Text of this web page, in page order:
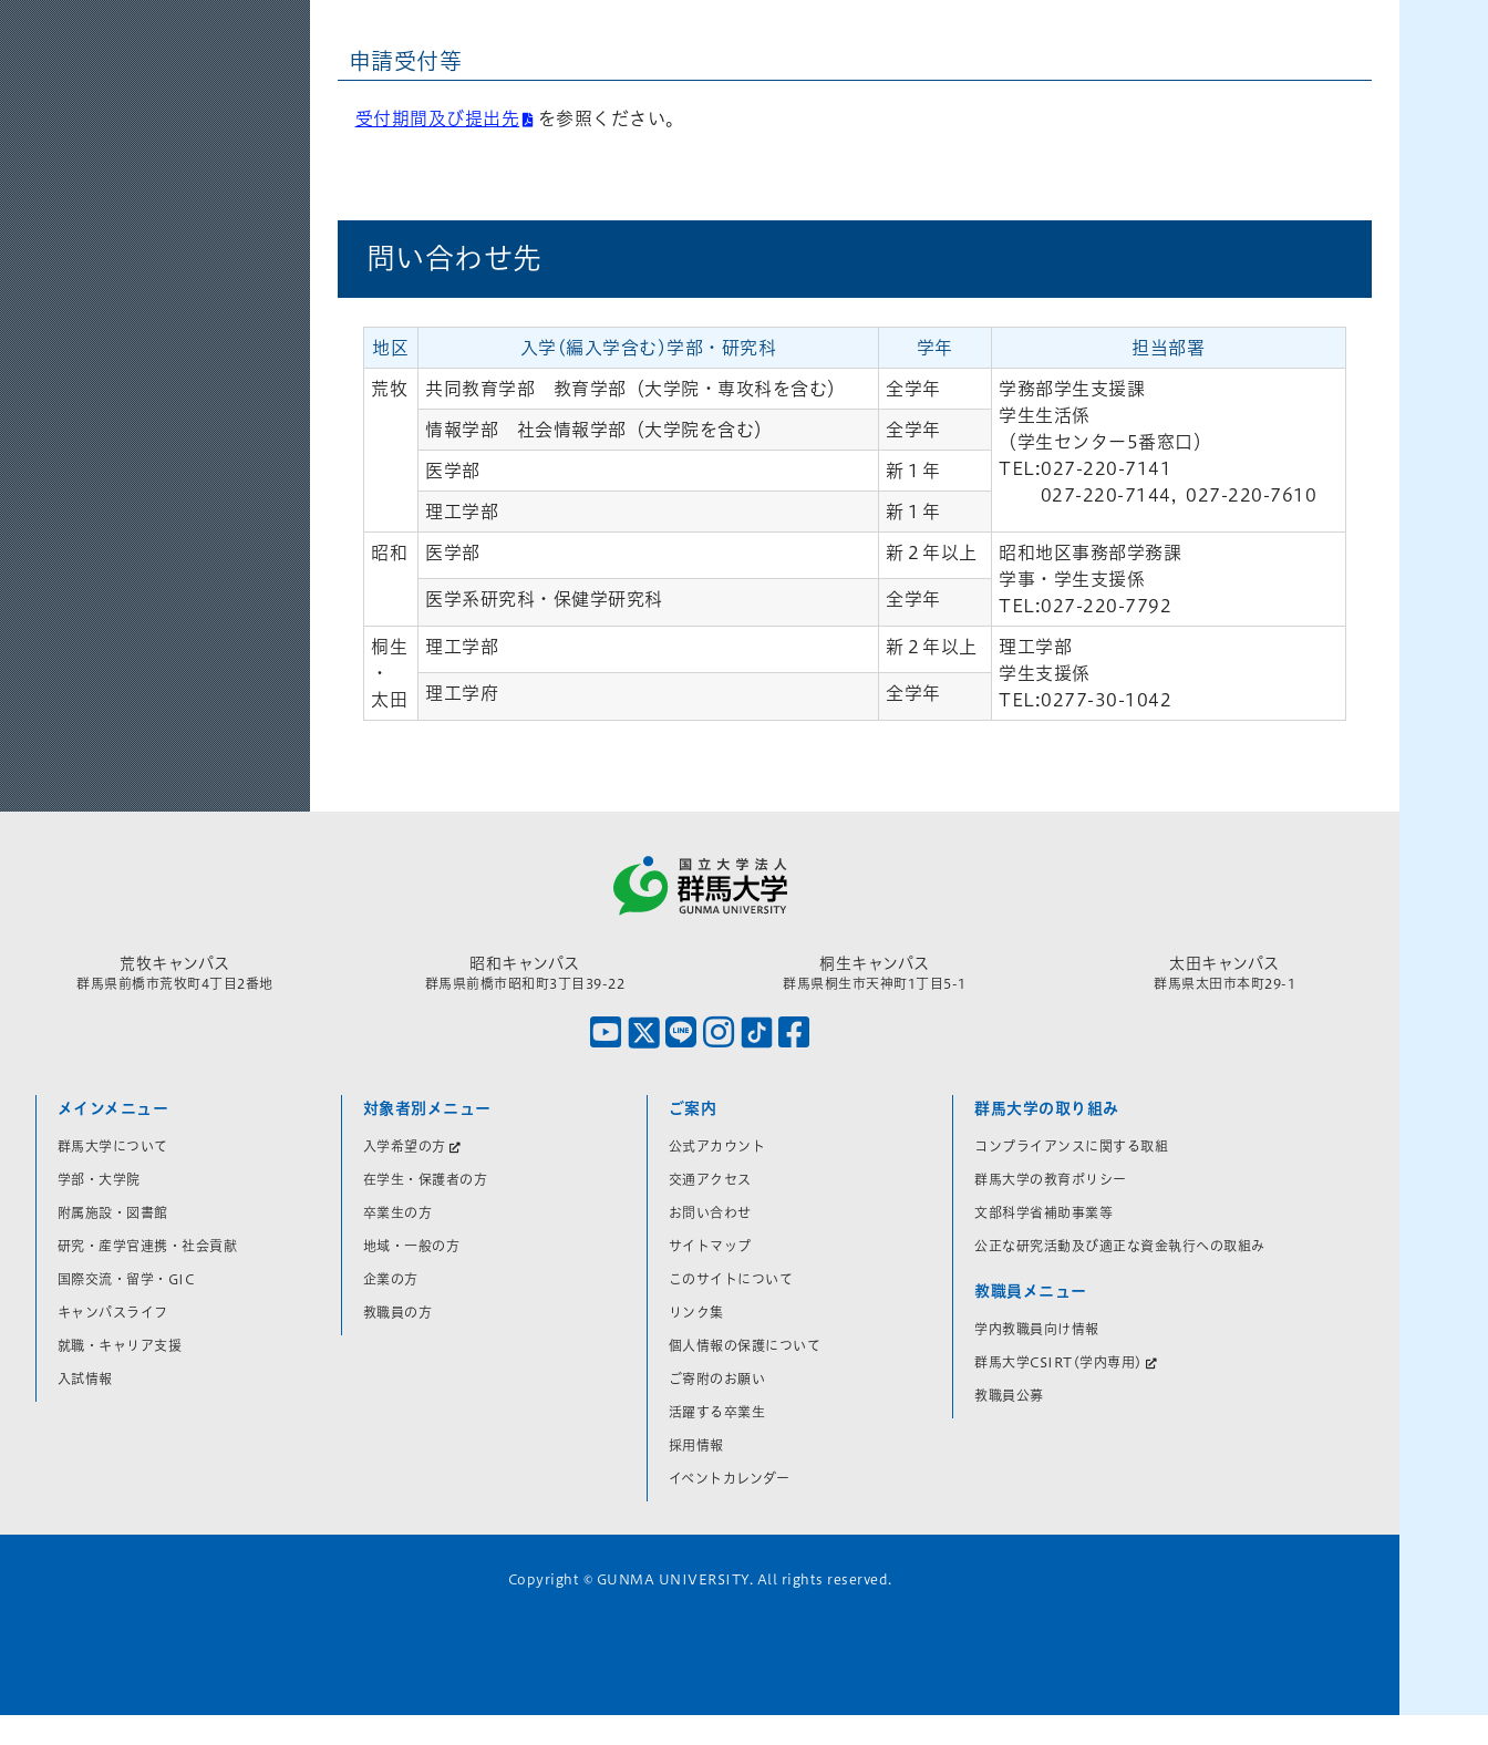
申請受付等
受付期間及び提出先 を参照ください。
問い合わせ先
地区 入学(編入学含む)学部・研究科 学年 担当部署
荒牧 共同教育学部 教育学部（大学院・専攻科を含む） 全学年
学務部学生支援課
学生生活係
（学生センター5番窓口）
TEL:027-220-7141
027-220-7144, 027-220-7610
情報学部 社会情報学部（大学院を含む） 全学年
医学部 新１年
理工学部 新１年
昭和 医学部 新２年以上
昭和地区事務部学務課
学事・学生支援係
TEL:027-220-7792
医学系研究科・保健学研究科 全学年
桐生
・
太田
理工学部 新２年以上
理工学部
学生支援係
TEL:0277-30-1042
理工学府 全学年
荒牧キャンパス
群馬県前橋市荒牧町4丁目2番地
昭和キャンパス
群馬県前橋市昭和町3丁目39-22
桐生キャンパス
群馬県桐生市天神町1丁目5-1
太田キャンパス
群馬県太田市本町29-1
メインメニュー
群馬大学について
学部・大学院
附属施設・図書館
研究・産学官連携・社会貢献
国際交流・留学・GIC
キャンパスライフ
就職・キャリア支援
入試情報
対象者別メニュー
入学希望の方
在学生・保護者の方
卒業生の方
地域・一般の方
企業の方
教職員の方
ご案内
公式アカウント
交通アクセス
お問い合わせ
サイトマップ
このサイトについて
リンク集
個人情報の保護について
ご寄附のお願い
活躍する卒業生
採用情報
イベントカレンダー
群馬大学の取り組み
コンプライアンスに関する取組
群馬大学の教育ポリシー
文部科学省補助事業等
公正な研究活動及び適正な資金執行への取組み
教職員メニュー
学内教職員向け情報
群馬大学CSIRT(学内専用)
教職員公募
Copyright © GUNMA UNIVERSITY. All rights reserved.